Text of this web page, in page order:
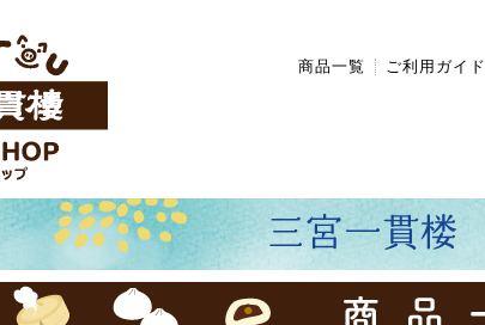
商品一覧 ご利用ガイド